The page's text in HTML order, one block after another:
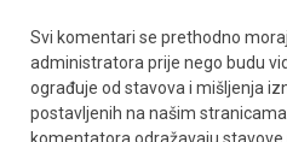
Svi komentari se prethodno
administratora prije nego budu
ograđuje od stavova i mišljenja
postavljenih na našim